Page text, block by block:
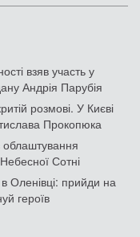
взяв участь у
Андрія Парубія
розмові. У Києві
Прокопюка
облаштування
Сотні
Оленівці: прийди на
героїв